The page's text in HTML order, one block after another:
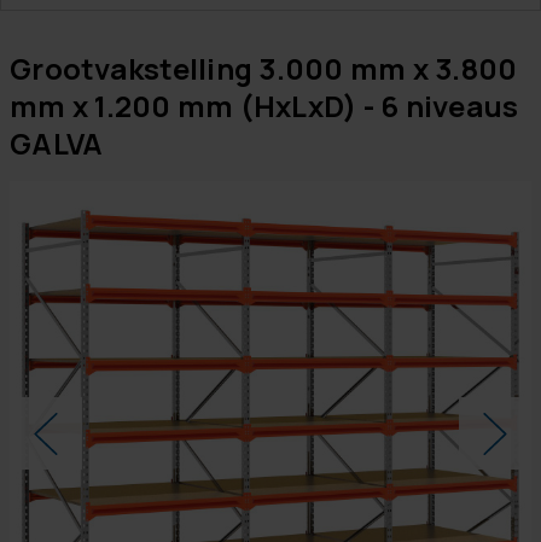
Grootvakstelling 3.000 mm x 3.800
mm x 1.200 mm (HxLxD) - 6 niveaus
GALVA